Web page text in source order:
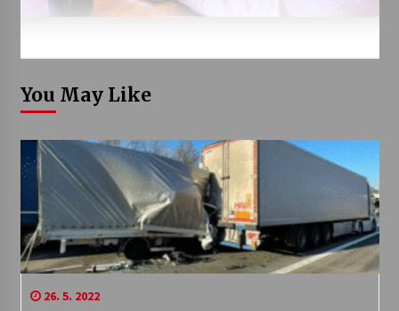
You May Like
26. 5. 2022